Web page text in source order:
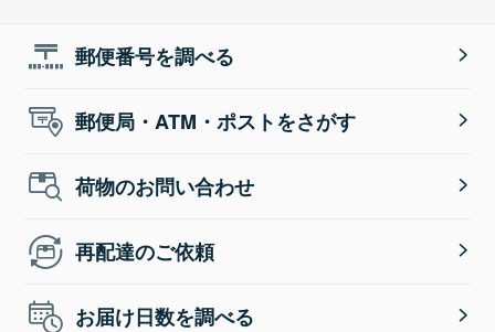
郵便番号を調べる
郵便局・ATM・ポストをさがす
荷物のお問い合わせ
再配達のご依頼
お届け日数を調べる